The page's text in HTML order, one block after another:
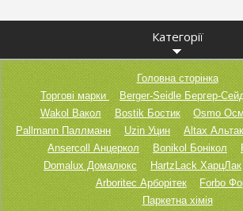
Категорії
Головна сторінка
Торгові марки
Berger-Seidle Бергер-
Wakol Вакол
Bostik Бостик Osmo
Pallmann Паллманн
Uzin Уцин Altax
Ansercoll Анцеркол
Bonikol Бонікол
Domalux Домалюкс
HartzLack ХарцЛак
Arboritec Арборітек
Forbo
Паркетна хімія